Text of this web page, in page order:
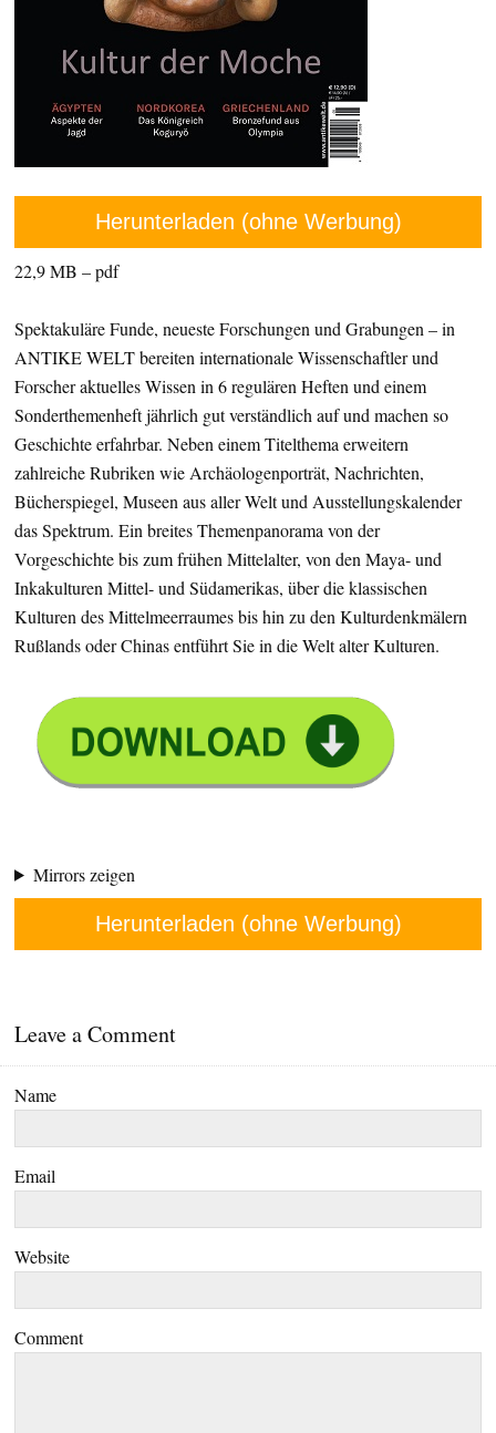
Herunterladen (ohne Werbung)
22,9 MB – pdf
Spektakuläre Funde, neueste Forschungen und Grabungen – in
ANTIKE WELT bereiten internationale Wissenschaftler und
Forscher aktuelles Wissen in 6 regulären Heften und einem
Sonderthemenheft jährlich gut verständlich auf und machen so
Geschichte erfahrbar. Neben einem Titelthema erweitern
zahlreiche Rubriken wie Archäologenporträt, Nachrichten,
Bücherspiegel, Museen aus aller Welt und Ausstellungskalender
das Spektrum. Ein breites Themenpanorama von der
Vorgeschichte bis zum frühen Mittelalter, von den Maya- und
Inkakulturen Mittel- und Südamerikas, über die klassischen
Kulturen des Mittelmeerraumes bis hin zu den Kulturdenkmälern
Rußlands oder Chinas entführt Sie in die Welt alter Kulturen.
Mirrors zeigen
Herunterladen (ohne Werbung)
Leave a Comment
Name
Email
Website
Comment